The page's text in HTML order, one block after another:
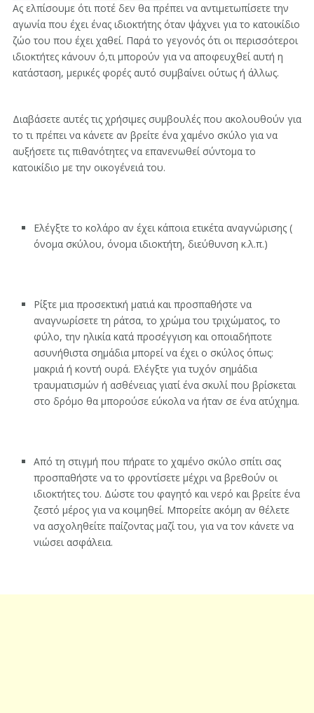
Ας ελπίσουμε ότι ποτέ δεν θα πρέπει να αντιμετωπίσετε την
αγωνία που έχει ένας ιδιοκτήτης όταν ψάχνει για το κατοικίδιο
ζώο του που έχει χαθεί. Παρά το γεγονός ότι οι περισσότεροι
ιδιοκτήτες κάνουν ό,τι μπορούν για να αποφευχθεί αυτή η
κατάσταση, μερικές φορές αυτό συμβαίνει ούτως ή άλλως.
Διαβάσετε αυτές τις χρήσιμες συμβουλές που ακολουθούν για
το τι πρέπει να κάνετε αν βρείτε ένα χαμένο σκύλο για να
αυξήσετε τις πιθανότητες να επανενωθεί σύντομα το
κατοικίδιο με την οικογένειά του.
Ελέγξτε το κολάρο αν έχει κάποια ετικέτα αναγνώρισης (
όνομα σκύλου, όνομα ιδιοκτήτη, διεύθυνση κ.λ.π.)
Ρίξτε μια προσεκτική ματιά και προσπαθήστε να
αναγνωρίσετε τη ράτσα, το χρώμα του τριχώματος, το
φύλο, την ηλικία κατά προσέγγιση και οποιαδήποτε
ασυνήθιστα σημάδια μπορεί να έχει ο σκύλος όπως:
μακριά ή κοντή ουρά. Ελέγξτε για τυχόν σημάδια
τραυματισμών ή ασθένειας γιατί ένα σκυλί που βρίσκεται
στο δρόμο θα μπορούσε εύκολα να ήταν σε ένα ατύχημα.
Από τη στιγμή που πήρατε το χαμένο σκύλο σπίτι σας
προσπαθήστε να το φροντίσετε μέχρι να βρεθούν οι
ιδιοκτήτες του. Δώστε του φαγητό και νερό και βρείτε ένα
ζεστό μέρος για να κοιμηθεί. Μπορείτε ακόμη αν θέλετε
να ασχοληθείτε παίζοντας μαζί του, για να τον κάνετε να
νιώσει ασφάλεια.